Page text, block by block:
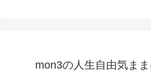
mon3の人生自由気ま